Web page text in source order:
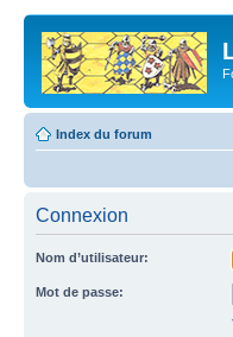
Index du forum
Connexion
Nom d’utilisateur:
Mot de passe: